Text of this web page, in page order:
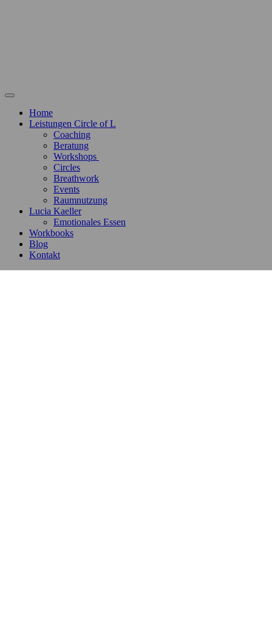
Home
Leistungen Circle of L
Coaching
Beratung
Workshops
Circles
Breathwork
Events
Raumnutzung
Lucia Kaeller
Emotionales Essen
Workbooks
Blog
Kontakt